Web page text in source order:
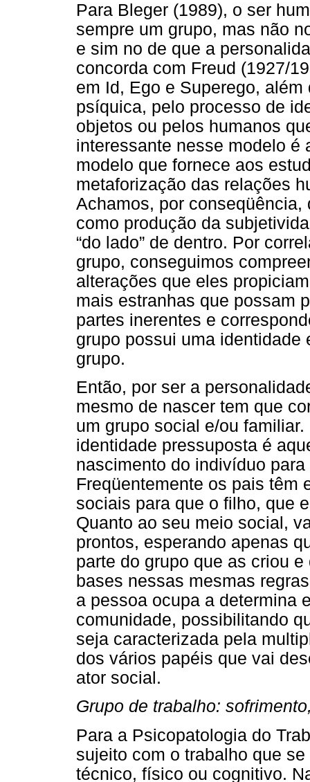
Para Bleger (1989), o ser
sempre um grupo, mas não
e sim no de que a
concorda com Freud (1927/
em Id, Ego e Superego,
psíquica, pelo processo de
objetos ou pelos humanos
interessante nesse modelo é
modelo que fornece aos
metaforização das relações
Achamos, por
como produção da
“do lado” de dentro. Por
grupo, conseguimos
alterações que eles
mais estranhas que possam
partes inerentes e
grupo possui uma identidade
grupo.
Então, por ser a
mesmo de nascer tem que
um grupo social e/ou
identidade pressuposta é
nascimento do indivíduo
Freqüentemente os pais têm
sociais para que o filho, que
Quanto ao seu meio social,
prontos, esperando apenas
parte do grupo que as criou
bases nessas mesmas
a pessoa ocupa a determina
comunidade, possibilitando
seja caracterizada pela
dos vários papéis que vai
ator social.
Grupo de trabalho:
Para a Psicopatologia do
sujeito com o trabalho que
técnico, físico ou cognitivo.